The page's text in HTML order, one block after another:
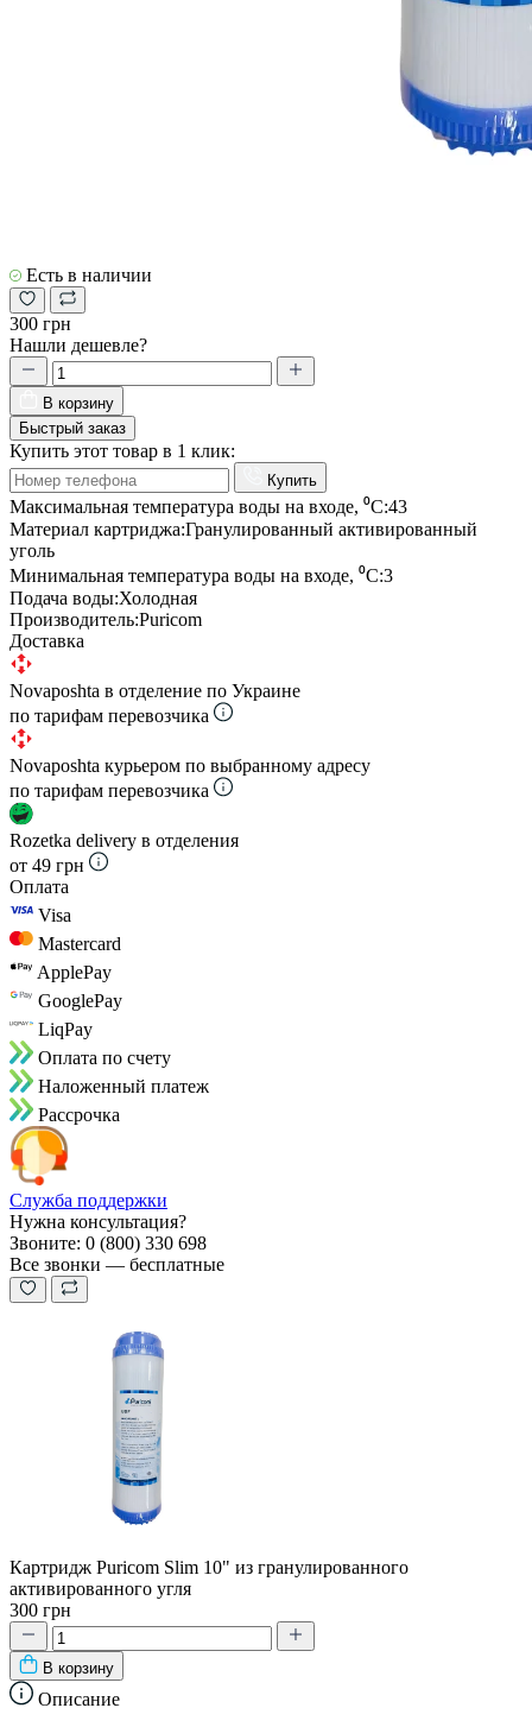
Есть в наличии
300 грн
Нашли дешевле?
В корзину
Быстрый заказ
Купить этот товар в 1 клик:
Купить
Максимальная температура воды на входе, ⁰С:43
Материал картриджа:Гранулированный активированный
уголь
Минимальная температура воды на входе, ⁰С:3
Подача воды:Холодная
Производитель:Puricom
Доставка
Novaposhta в отделение по Украине
по тарифам перевозчика
Novaposhta курьером по выбранному адресу
по тарифам перевозчика
Rozetka delivery в отделения
от 49 грн
Оплата
Visa
Mastercard
ApplePay
GooglePay
LiqPay
Оплата по счету
Наложенный платеж
Рассрочка
Служба поддержки
Нужна консультация?
Звоните: 0 (800) 330 698
Все звонки — бесплатные
Картридж Puricom Slim 10" из гранулированного
активированного угля
300 грн
В корзину
Описание